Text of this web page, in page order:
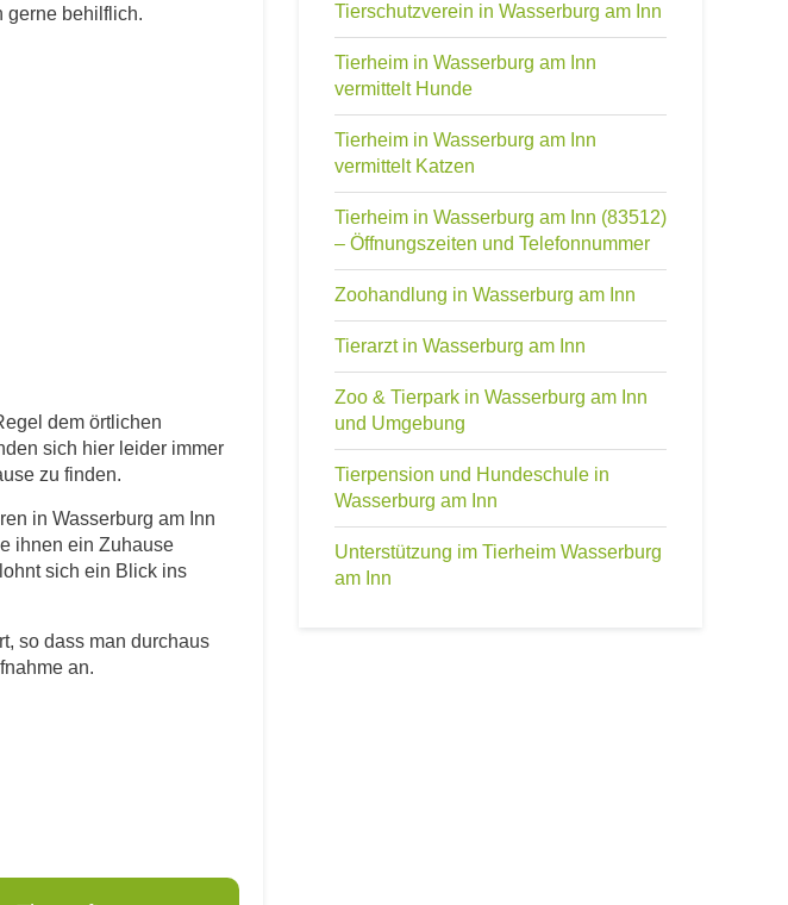
gerne behilflich.
dem örtlichen
sich hier leider immer
zu finden.
in Wasserburg am Inn
ihnen ein Zuhause
sich ein Blick ins
so dass man durchaus
an.
Tierschutzverein in Wasserburg am Inn
Tierheim in Wasserburg am Inn
vermittelt Hunde
Tierheim in Wasserburg am Inn
vermittelt Katzen
Tierheim in Wasserburg am Inn (83512)
– Öffnungszeiten und Telefonnummer
Zoohandlung in Wasserburg am Inn
Tierarzt in Wasserburg am Inn
Zoo & Tierpark in Wasserburg am Inn
und Umgebung
Tierpension und Hundeschule in
Wasserburg am Inn
Unterstützung im Tierheim Wasserburg
am Inn